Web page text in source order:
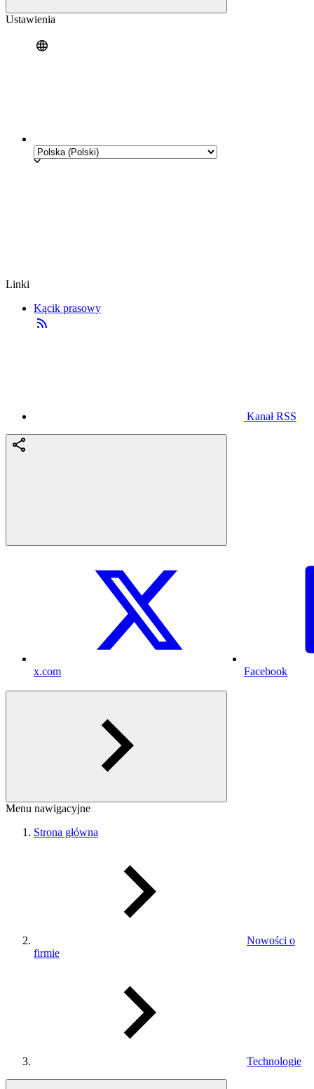
Ustawienia
Linki
Kącik prasowy
Kanał RSS
x.com Facebook
Menu nawigacyjne
Strona główna
Nowości o
firmie
Technologie